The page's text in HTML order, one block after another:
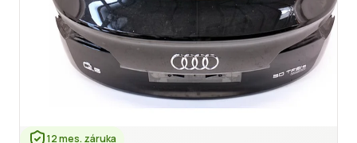
12 mes. záruka